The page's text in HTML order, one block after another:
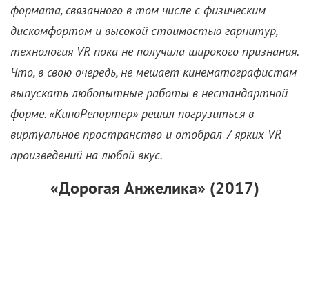
формата, связанного в том числе с физическим
дискомфортом и высокой стоимостью гарнитур,
технология VR пока не получила широкого признания.
Что, в свою очередь, не мешает кинематографистам
выпускать любопытные работы в нестандартной
форме. «КиноРепортер» решил погрузиться в
виртуальное пространство и отобрал 7 ярких VR-
произведений на любой вкус.
«Дорогая Анжелика» (2017)